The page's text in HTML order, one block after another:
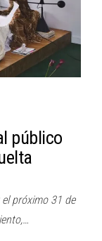
público
próximo 31 de